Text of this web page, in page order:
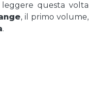
questa volta
, il primo volume,
.